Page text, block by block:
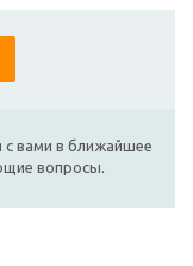
вами в ближайшее
вопросы.